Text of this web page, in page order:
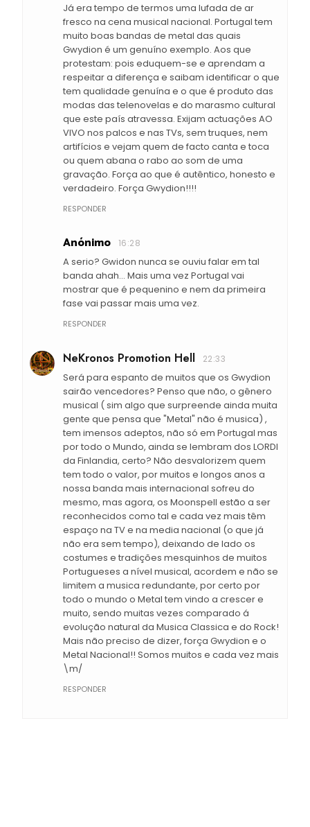
Já era tempo de termos uma lufada de ar
fresco na cena musical nacional. Portugal tem
muito boas bandas de metal das quais
Gwydion é um genuíno exemplo. Aos que
protestam: pois eduquem-se e aprendam a
respeitar a diferença e saibam identificar o que
tem qualidade genuína e o que é produto das
modas das telenovelas e do marasmo cultural
que este país atravessa. Exijam actuações AO
VIVO nos palcos e nas TVs, sem truques, nem
artifícios e vejam quem de facto canta e toca
ou quem abana o rabo ao som de uma
gravação. Força ao que é autêntico, honesto e
verdadeiro. Força Gwydion!!!!
RESPONDER
Anónimo 16:28
A serio? Gwidon nunca se ouviu falar em tal
banda ahah... Mais uma vez Portugal vai
mostrar que é pequenino e nem da primeira
fase vai passar mais uma vez.
RESPONDER
NeKronos Promotion Hell 22:33
Será para espanto de muitos que os Gwydion
sairão vencedores? Penso que não, o gênero
musical ( sim algo que surpreende ainda muita
gente que pensa que "Metal" não é musica) ,
tem imensos adeptos, não só em Portugal mas
por todo o Mundo, ainda se lembram dos LORDI
da Finlandia, certo? Não desvalorizem quem
tem todo o valor, por muitos e longos anos a
nossa banda mais internacional sofreu do
mesmo, mas agora, os Moonspell estão a ser
reconhecidos como tal e cada vez mais têm
espaço na TV e na media nacional (o que já
não era sem tempo), deixando de lado os
costumes e tradições mesquinhos de muitos
Portugueses a nível musical, acordem e não se
limitem a musica redundante, por certo por
todo o mundo o Metal tem vindo a crescer e
muito, sendo muitas vezes comparado á
evolução natural da Musica Classica e do Rock!
Mais não preciso de dizer, força Gwydion e o
Metal Nacional!! Somos muitos e cada vez mais
\m/
RESPONDER